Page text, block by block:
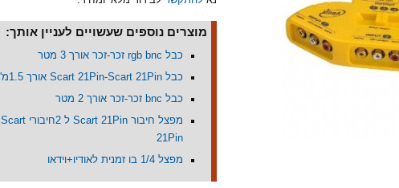
מוצרים נוספים שעשויים לעניין אותך:
כבל rgb bnc זכר-זכר אורך 3 מטר
כבל Scart 21Pin-Scart 21Pin אורך 1.5מ'
כבל bnc זכר-זכר אורך 2 מטר
מפצל חיבור Scart 21Pin ל 2חיבורי Scart
21Pin
מפצל 1/4 בו זמנית לאודיו+וידאו